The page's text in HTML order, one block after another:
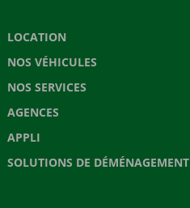
LOCATION
NOS VÉHICULES
NOS SERVICES
AGENCES
APPLI
SOLUTIONS DE DÉMÉNAGEMENT